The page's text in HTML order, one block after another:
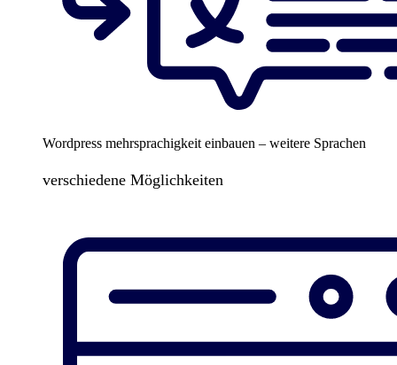
Wordpress mehrsprachigkeit einbauen – weitere Sprachen
verschiedene Möglichkeiten